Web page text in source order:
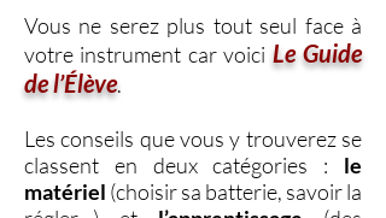
Vous ne serez plus tout seul face à
votre instrument car voici Le Guide
de l’Élève.
Les conseils que vous y trouverez se
classent en deux catégories : le
matériel (choisir sa batterie, savoir la